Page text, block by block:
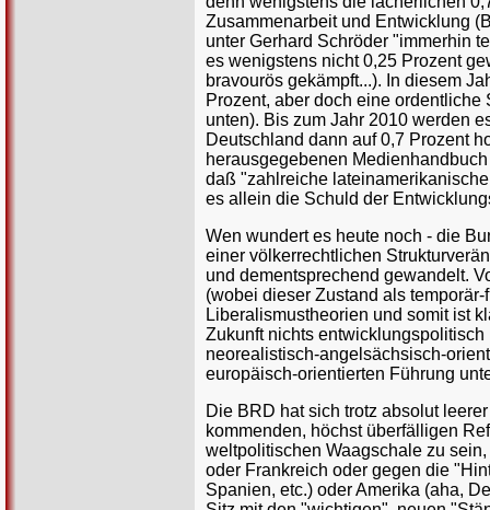
Zusammenarbeit und Entwicklung
unter Gerhard Schröder "immerhin
es wenigstens nicht 0,25 Prozent
bravourös gekämpft...). In diesem
Prozent, aber doch eine
unten). Bis zum Jahr 2010 werden
Deutschland dann auf 0,7 Prozent
herausgegebenen
daß "zahlreiche
es allein die Schuld der
Wen wundert es heute noch - die
einer völkerrechtlichen
und dementsprechend gewandelt.
(wobei dieser Zustand als
Liberalismustheorien und somit ist
Zukunft nichts
neorealistisch-angelsächsisch-
europäisch-orientierten Führung
Die BRD hat sich trotz absolut
kommenden, höchst überfälligen
weltpolitischen Waagschale zu
oder Frankreich oder gegen die
Spanien, etc.) oder Amerika (aha,